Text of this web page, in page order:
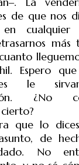
de que nos
cualquier
más
Espero
le
¿No
que lo
de
No